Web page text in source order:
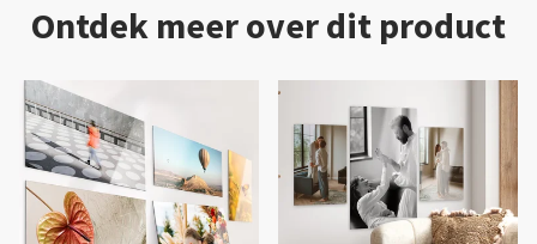
Ontdek meer over dit product